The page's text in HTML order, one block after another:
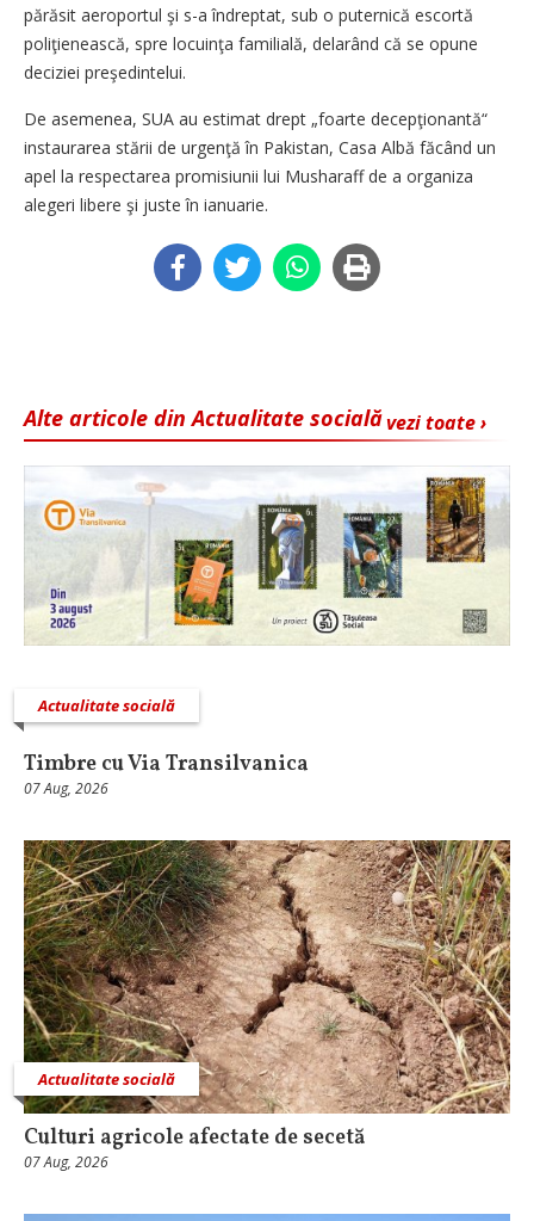
părăsit aeroportul şi s-a îndreptat, sub o puternică escortă
poliţienească, spre locuinţa familială, delarând că se opune
deciziei preşedintelui.
De asemenea, SUA au estimat drept „foarte decepţionantă“
instaurarea stării de urgenţă în Pakistan, Casa Albă făcând un
apel la respectarea promisiunii lui Musharaff de a organiza
alegeri libere şi juste în ianuarie.
vezi toate ›
Alte articole din Actualitate socială
Actualitate socială
Timbre cu Via Transilvanica
07 Aug, 2026
Actualitate socială
Culturi agricole afectate de secetă
07 Aug, 2026